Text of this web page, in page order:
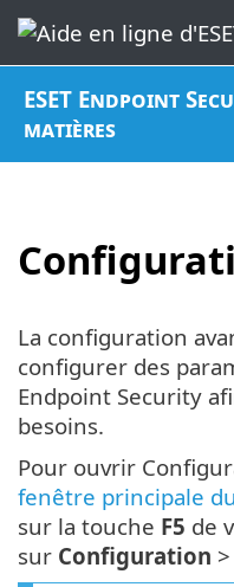
ESET Endpoint
matières
La configuration
configurer des
Endpoint Security
besoins.
Pour ouvrir
fenêtre principale
sur la touche F5 de
sur Configuration >